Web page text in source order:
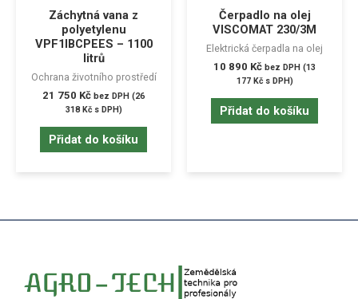
Záchytná vana z
polyetylenu
VPF1IBCPEES – 1100
litrů
Ochrana životního prostředí
21 750 Kč bez DPH (26
318 Kčs DPH)
Přidat do košíku
Čerpadlo na olej
VISCOMAT 230/3M
Elektrická čerpadla na olej
10 890 Kč bez DPH (13
177 Kčs DPH)
Přidat do košíku